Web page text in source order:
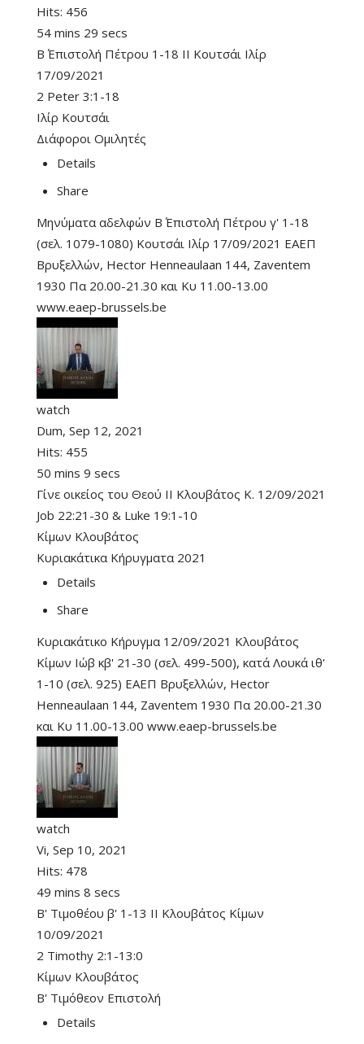
Hits: 456
54 mins 29 secs
Β΄ Επιστολή Πέτρου 1-18 II Κουτσάι Ιλίρ
17/09/2021
2 Peter 3:1-18
Ιλίρ Κουτσάι
Διάφοροι Ομιλητές
Details
Share
Μηνύματα αδελφών Β΄ Επιστολή Πέτρου γ' 1-18
(σελ. 1079-1080) Κουτσάι Ιλίρ 17/09/2021 ΕΑΕΠ
Βρυξελλών, Hector Henneaulaan 144, Zaventem
1930 Πα 20.00-21.30 και Κυ 11.00-13.00
www.eaep-brussels.be
watch
Dum, Sep 12, 2021
Hits: 455
50 mins 9 secs
Γίνε οικείος του Θεού II Κλουβάτος Κ. 12/09/2021
Job 22:21-30 & Luke 19:1-10
Κίμων Κλουβάτος
Κυριακάτικα Κήρυγματα 2021
Details
Share
Κυριακάτικο Κήρυγμα 12/09/2021 Κλουβάτος
Κίμων Ιώβ κβ' 21-30 (σελ. 499-500), κατά Λουκά ιθ'
1-10 (σελ. 925) ΕΑΕΠ Βρυξελλών, Hector
Henneaulaan 144, Zaventem 1930 Πα 20.00-21.30
και Κυ 11.00-13.00 www.eaep-brussels.be
watch
Vi, Sep 10, 2021
Hits: 478
49 mins 8 secs
B' Τιμοθέου β' 1-13 II Κλουβάτος Κίμων
10/09/2021
2 Timothy 2:1-13:0
Κίμων Κλουβάτος
Β' Τιμόθεον Επιστολή
Details